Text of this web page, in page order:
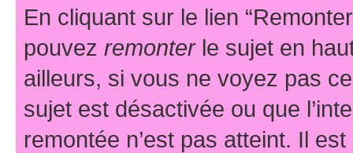
En cliquant sur le lien
pouvez remonterle sujet en
ailleurs, si vous ne voyez pas
sujet est désactivée ou que
remontée n’est pas atteint. Il